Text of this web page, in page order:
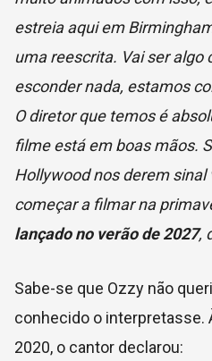
estreia aqui em
uma reescrita. Vai ser algo
esconder nada, estamos
O diretor que temos é
filme está em boas mãos.
Hollywood nos derem sinal
começar a filmar na
lançado no verão de 2027,
Sabe-se que Ozzy não
conhecido o interpretasse.
2020, o cantor declarou: